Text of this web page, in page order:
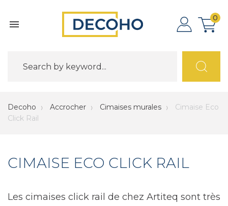

0
Decoho Accrocher Cimaises murales
Cimaise Eco
Click Rail
CIMAISE ECO CLICK RAIL
Les cimaises click rail de chez Artiteq sont très